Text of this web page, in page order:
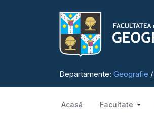
Departamente: Geografie /
Acasă Facultate